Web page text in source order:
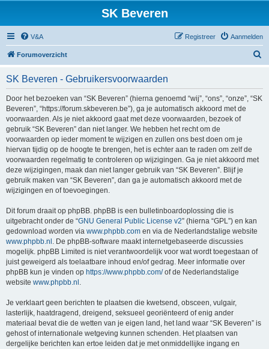
SK Beveren
V&A Aanmelden
Registreer
Forumoverzicht
SK Beveren - Gebruikersvoorwaarden
Door het bezoeken van “SK Beveren” (hierna genoemd “wij”, “ons”, “onze”, “SK
Beveren”, “https://forum.skbeveren.be”), ga je automatisch akkoord met de
voorwaarden. Als je niet akkoord gaat met deze voorwaarden, bezoek of
gebruik “SK Beveren” dan niet langer. We hebben het recht om de
voorwaarden op ieder moment te wijzigen en zullen ons best doen om je
hiervan tijdig op de hoogte te brengen, het is echter aan te raden om zelf de
voorwaarden regelmatig te controleren op wijzigingen. Ga je niet akkoord met
deze wijzigingen, maak dan niet langer gebruik van “SK Beveren”. Blijf je
gebruik maken van “SK Beveren”, dan ga je automatisch akkoord met de
wijzigingen en of toevoegingen.
Dit forum draait op phpBB. phpBB is een bulletinboardoplossing die is
uitgebracht onder de “GNU General Public License v2” (hierna “GPL”) en kan
gedownload worden via www.phpbb.com en via de Nederlandstalige website
www.phpbb.nl . De phpBB-software maakt internetgebaseerde discussies
mogelijk. phpBB Limited is niet verantwoordelijk voor wat wordt toegestaan of
juist geweigerd als toelaatbare inhoud en/of gedrag. Meer informatie over
phpBB kun je vinden op https://www.phpbb.com/of de Nederlandstalige
website www.phpbb.nl .
Je verklaart geen berichten te plaatsen die kwetsend, obsceen, vulgair,
lasterlijk, haatdragend, dreigend, seksueel georiënteerd of enig ander
materiaal bevat die de wetten van je eigen land, het land waar “SK Beveren” is
gehost of internationale wetgeving kunnen schenden. Het plaatsen van
dergelijke berichten kan ertoe leiden dat je met onmiddellijke ingang en